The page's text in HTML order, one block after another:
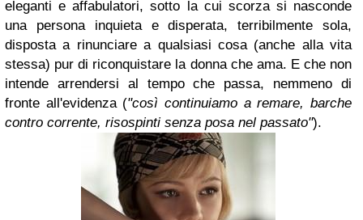
eleganti e affabulatori, sotto la cui scorza si nasconde
una persona inquieta e disperata, terribilmente sola,
disposta a rinunciare a qualsiasi cosa (anche alla vita
stessa) pur di riconquistare la donna che ama. E che non
intende arrendersi al tempo che passa, nemmeno di
fronte all'evidenza ("così continuiamo a remare, barche
contro corrente, risospinti senza posa nel passato").